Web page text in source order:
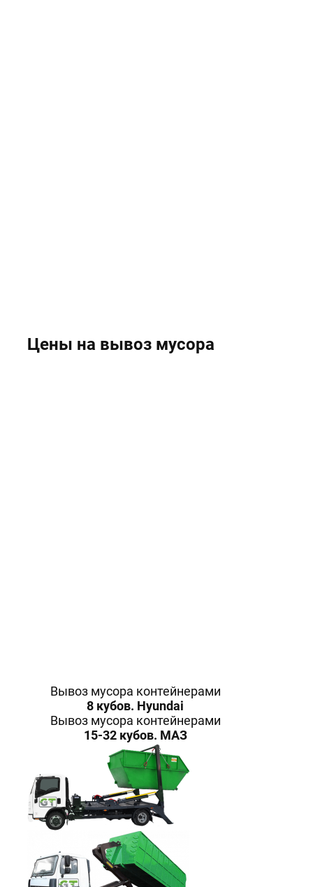
компании
Управляющие
компании
Цены на вывоз мусора
Вывоз мусора контейнерами
8 кубов. Hyundai
Вывоз мусора контейнерами
15-32 кубов. МАЗ